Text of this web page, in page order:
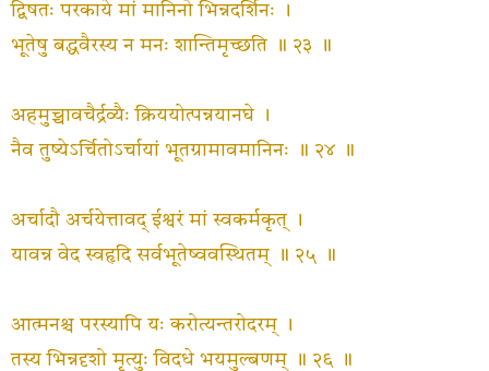
द्विषतः परकाये मां मानिनो भिन्नदर्शिनः ।
भूतेषु बद्धवैरस्य न मनः शान्तिमृच्छति ॥ २३ ॥
अहमुच्चावचैर्द्रव्यैः क्रिययोत्पन्नयानघे ।
नैव तुष्येऽर्चितोऽर्चायां भूतग्रामावमानिनः ॥ २४ ॥
अर्चादौ अर्चयेत्तावद् ईश्वरं मां स्वकर्मकृत् ।
यावन्न वेद स्वहृदि सर्वभूतेष्ववस्थितम् ॥ २५ ॥
आत्मनश्च परस्यापि यः करोत्यन्तरोदरम् ।
तस्य भिन्नदृशो मृत्युः विदधे भयमुल्बणम् ॥ २६ ॥